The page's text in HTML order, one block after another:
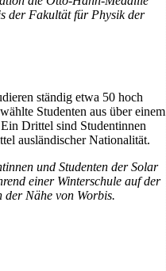
der Fakultät für Physik der
ständig etwa 50 hoch
Studenten aus über einem
Drittel sind Studentinnen
ausländischer Nationalität.
und Studenten der Solar
einer Winterschule auf der
der Nähe von Worbis.